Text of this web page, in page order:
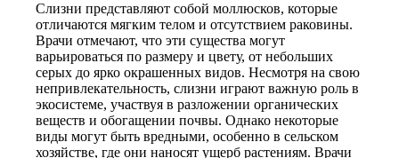
Слизни представляют собой моллюсков, которые
отличаются мягким телом и отсутствием раковины.
Врачи отмечают, что эти существа могут
варьироваться по размеру и цвету, от небольших
серых до ярко окрашенных видов. Несмотря на свою
непривлекательность, слизни играют важную роль в
экосистеме, участвуя в разложении органических
веществ и обогащении почвы. Однако некоторые
виды могут быть вредными, особенно в сельском
хозяйстве, где они наносят ущерб растениям. Врачи